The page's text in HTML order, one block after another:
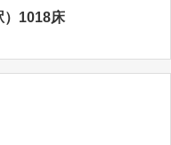
）1018床